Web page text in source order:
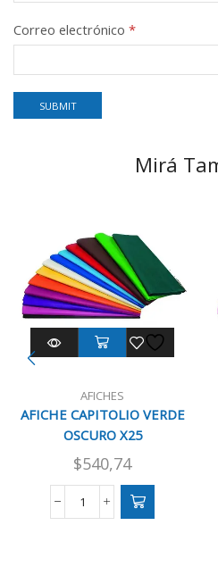
Correo electrónico *
Mirá
AFICHES
AFICHE CAPITOLIO VERDE
OSCURO X25
$540,74
AFICHE